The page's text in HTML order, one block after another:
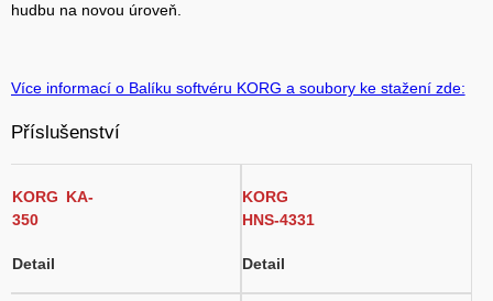
hudbu na novou úroveň.
Více informací o Balíku softvéru KORG a soubory ke stažení zde:
Příslušenství
KORG KA-
350
Detail
KORG
HNS-4331
Detail